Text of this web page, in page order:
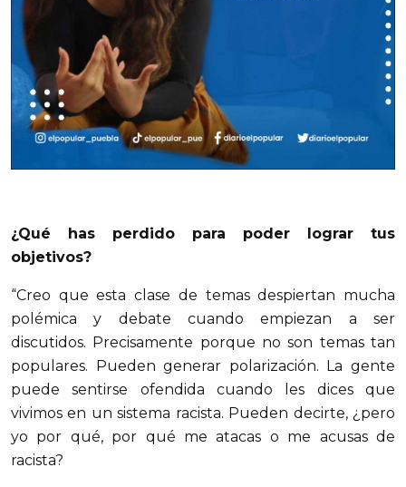
¿Qué has perdido para poder lograr tus
objetivos?
“Creo que esta clase de temas despiertan mucha
polémica y debate cuando empiezan a ser
discutidos. Precisamente porque no son temas tan
populares. Pueden generar polarización. La gente
puede sentirse ofendida cuando les dices que
vivimos en un sistema racista. Pueden decirte, ¿pero
yo por qué, por qué me atacas o me acusas de
racista?